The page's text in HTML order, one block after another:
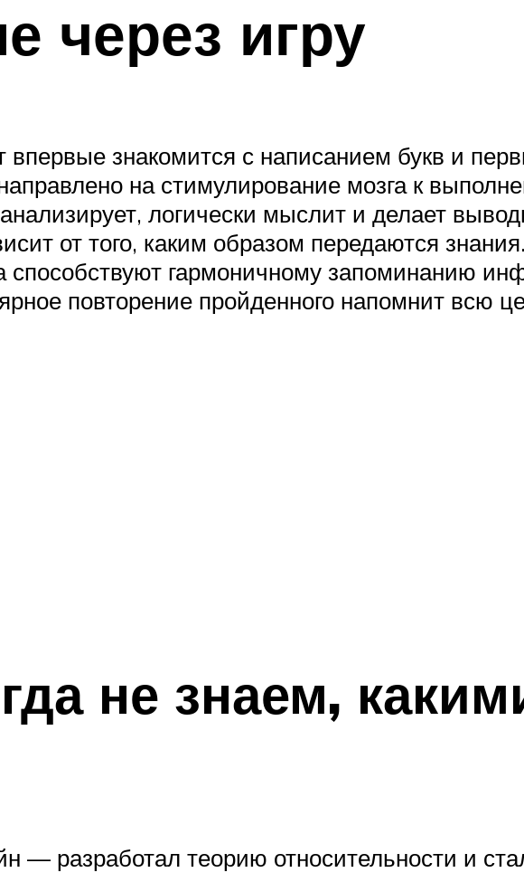
через игру
впервые знакомится с написанием букв и
на стимулирование мозга к
логически мыслит и делает
от того, каким образом передаются
способствуют гармоничному запоминанию
повторение пройденного напомнит всю
не знаем,
— разработал теорию относительности и